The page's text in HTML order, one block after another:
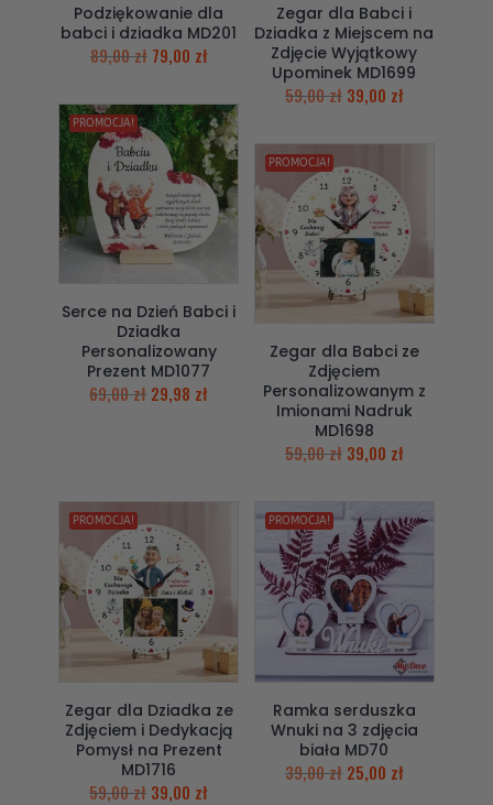
Podziękowanie dla
babci i dziadka MD201
89,00zł 79,00 zł
Zegar dla Babci i
Dziadka z Miejscem na
Zdjęcie Wyjątkowy
Upominek MD1699
59,00zł 39,00 zł
PROMOCJA!
Serce na Dzień Babci i
Dziadka
Personalizowany
Prezent MD1077
69,00zł 29,98 zł
PROMOCJA!
Zegar dla Babci ze
Zdjęciem
Personalizowanym z
Imionami Nadruk
MD1698
59,00zł 39,00 zł
PROMOCJA!
Zegar dla Dziadka ze
Zdjęciem i Dedykacją
Pomysł na Prezent
MD1716
59,00zł 39,00 zł
PROMOCJA!
Ramka serduszka
Wnuki na 3 zdjęcia
biała MD70
39,00zł 25,00 zł